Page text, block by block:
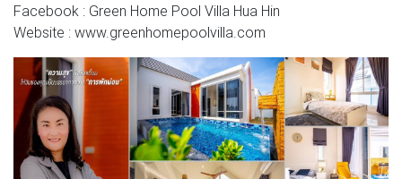
Facebook : Green Home Pool Villa Hua Hin
Website : www.greenhomepoolvilla.com